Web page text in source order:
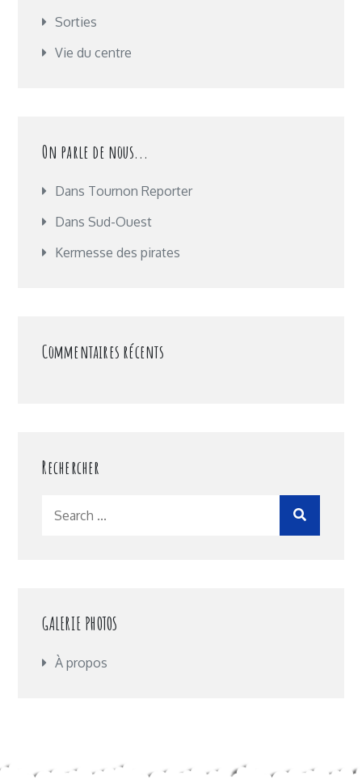
Sorties
Vie du centre
On parle de nous...
Dans Tournon Reporter
Dans Sud-Ouest
Kermesse des pirates
Commentaires récents
Rechercher
GALERIE PHOTOS
À propos